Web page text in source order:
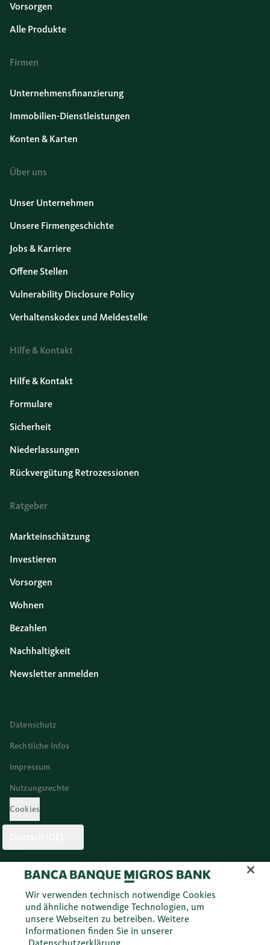
Vorsorgen
Alle Produkte
Firmen
Unternehmensfinanzierung
Immobilien-Dienstleistungen
Konten & Karten
Über uns
Unser Unternehmen
Unsere Firmengeschichte
Jobs & Karriere
Offene Stellen
Vulnerability Disclosure Policy
Verhaltenskodex und Meldestelle
Hilfe & Kontakt
Hilfe & Kontakt
Formulare
Sicherheit
Niederlassungen
Rückvergütung Retrozessionen
Ratgeber
Markteinschätzung
Investieren
Vorsorgen
Wohnen
Bezahlen
Nachhaltigkeit
Newsletter anmelden
Datenschutz
Rechtliche Infos
Impressum
Nutzungsrechte
Cookies
Twitter Facebook Blog Instagram Youtube
© 2026 Migros Bank AG
Wir verwenden technisch notwendige Cookies
und ähnliche notwendige Technologien, um
unsere Webseiten zu betreiben. Weitere
Informationen finden Sie in unserer